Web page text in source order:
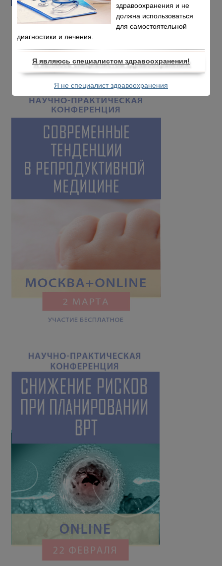
здравоохранения и не
должна использоваться
для самостоятельной
диагностики и лечения.
Я являюсь специалистом здравоохранения!
Я не специалист здравоохранения